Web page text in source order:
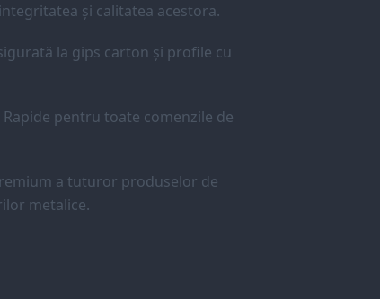
și calitatea acestora.
la gips carton și profile cu
pentru toate comenzile de
a tuturor produselor de
metalice.